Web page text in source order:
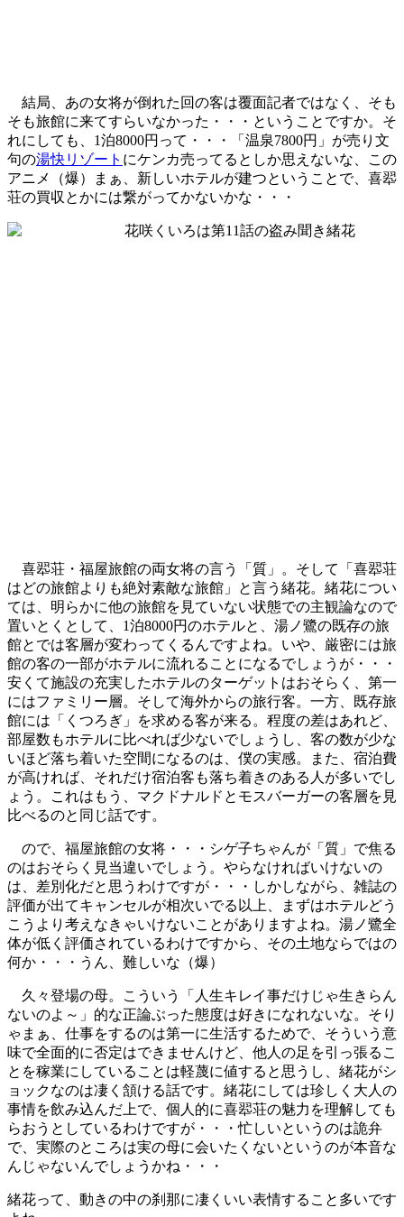
結局、あの女将が倒れた回の客は覆面記者ではなく、そも
そも旅館に来てすらいなかった・・・ということですか。そ
れにしても、1泊8000円って・・・「温泉7800円」が売り文
句の湯快リゾート にケンカ売ってるとしか思えないな、この
アニメ（爆）まぁ、新しいホテルが建つということで、喜翆
荘の買収とかには繋がってかないかな・・・
喜翆荘・福屋旅館の両女将の言う「質」。そして「喜翆荘
はどの旅館よりも絶対素敵な旅館」と言う緒花。緒花につい
ては、明らかに他の旅館を見ていない状態での主観論なので
置いとくとして、1泊8000円のホテルと、湯ノ鷺の既存の旅
館とでは客層が変わってくるんですよね。いや、厳密には旅
館の客の一部がホテルに流れることになるでしょうが・・・
安くて施設の充実したホテルのターゲットはおそらく、第一
にはファミリー層。そして海外からの旅行客。一方、既存旅
館には「くつろぎ」を求める客が来る。程度の差はあれど、
部屋数もホテルに比べれば少ないでしょうし、客の数が少な
いほど落ち着いた空間になるのは、僕の実感。また、宿泊費
が高ければ、それだけ宿泊客も落ち着きのある人が多いでし
ょう。これはもう、マクドナルドとモスバーガーの客層を見
比べるのと同じ話です。
ので、福屋旅館の女将・・・シゲ子ちゃんが「質」で焦る
のはおそらく見当違いでしょう。やらなければいけないの
は、差別化だと思うわけですが・・・しかしながら、雑誌の
評価が出てキャンセルが相次いでる以上、まずはホテルどう
こうより考えなきゃいけないことがありますよね。湯ノ鷺全
体が低く評価されているわけですから、その土地ならではの
何か・・・うん、難しいな（爆）
久々登場の母。こういう「人生キレイ事だけじゃ生きらん
ないのよ～」的な正論ぶった態度は好きになれないな。そり
ゃまぁ、仕事をするのは第一に生活するためで、そういう意
味で全面的に否定はできませんけど、他人の足を引っ張るこ
とを稼業にしていることは軽蔑に値すると思うし、緒花がシ
ョックなのは凄く頷ける話です。緒花にしては珍しく大人の
事情を飲み込んだ上で、個人的に喜翆荘の魅力を理解しても
らおうとしているわけですが・・・忙しいというのは詭弁
で、実際のところは実の母に会いたくないというのが本音な
んじゃないんでしょうかね・・・
緒花って、動きの中の刹那に凄くいい表情すること多いです